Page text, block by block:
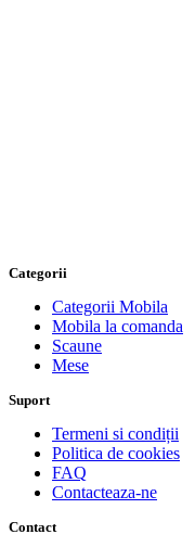
Categorii
Categorii Mobila
Mobila la comanda
Scaune
Mese
Suport
Termeni si condiții
Politica de cookies
FAQ
Contacteaza-ne
Contact